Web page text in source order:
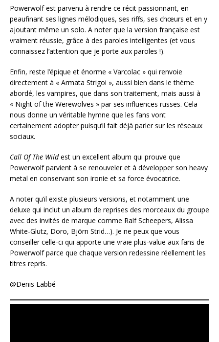
Powerwolf est parvenu à rendre ce récit passionnant, en
peaufinant ses lignes mélodiques, ses riffs, ses chœurs et en y
ajoutant même un solo. A noter que la version française est
vraiment réussie, grâce à des paroles intelligentes (et vous
connaissez l’attention que je porte aux paroles !).
Enfin, reste l’épique et énorme « Varcolac » qui renvoie
directement à « Armata Strigoi », aussi bien dans le thème
abordé, les vampires, que dans son traitement, mais aussi à
« Night of the Werewolves » par ses influences russes. Cela
nous donne un véritable hymne que les fans vont
certainement adopter puisqu’il fait déjà parler sur les réseaux
sociaux.
Call Of The Wildest un excellent album qui prouve que
Powerwolf parvient à se renouveler et à développer son heavy
metal en conservant son ironie et sa force évocatrice.
A noter qu’il existe plusieurs versions, et notamment une
deluxe qui inclut un album de reprises des morceaux du groupe
avec des invités de marque comme Ralf Scheepers, Alissa
White-Glutz, Doro, Björn Strid…). Je ne peux que vous
conseiller celle-ci qui apporte une vraie plus-value aux fans de
Powerwolf parce que chaque version redessine réellement les
titres repris.
@Denis Labbé